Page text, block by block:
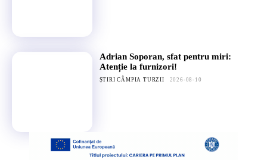
Adrian Soporan, sfat pentru miri:
Atenție la furnizori!
ȘTIRI CÂMPIA TURZII 2026-08-10